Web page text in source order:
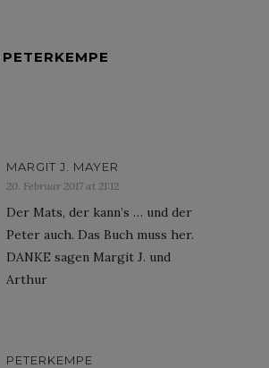
PETERKEMPE
MARGIT J. MAYER
20. Februar 2017 at 21:12
Der Mats, der kann’s … und der
Peter auch. Das Buch muss her.
DANKE sagen Margit J. und
Arthur
PETERKEMPE